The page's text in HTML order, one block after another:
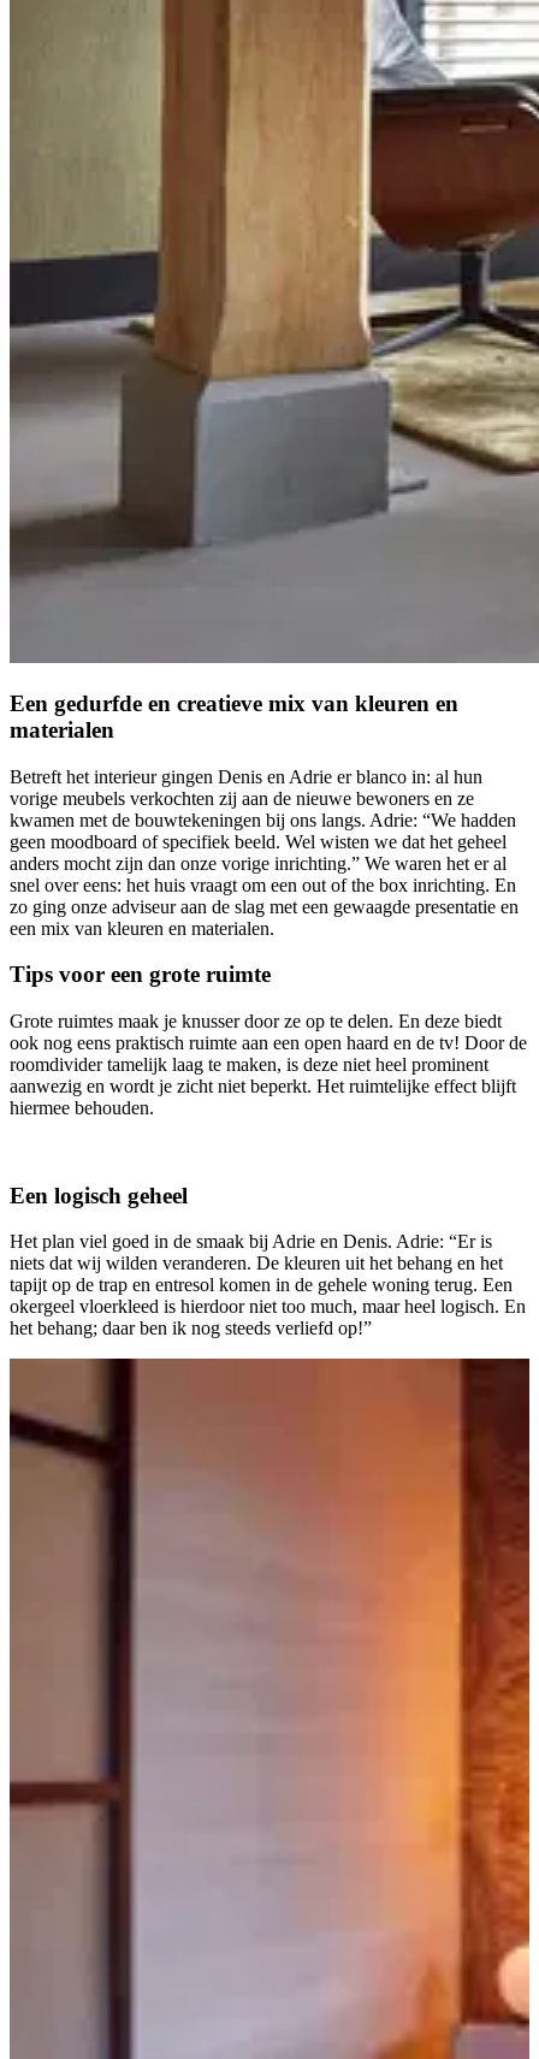
Een gedurfde en creatieve mix van kleuren en
materialen
Betreft het interieur gingen Denis en Adrie er blanco in: al hun
vorige meubels verkochten zij aan de nieuwe bewoners en ze
kwamen met de bouwtekeningen bij ons langs. Adrie: “We hadden
geen moodboard of specifiek beeld. Wel wisten we dat het geheel
anders mocht zijn dan onze vorige inrichting.” We waren het er al
snel over eens: het huis vraagt om een out of the box inrichting. En
zo ging onze adviseur aan de slag met een gewaagde presentatie en
een mix van kleuren en materialen.
Tips voor een grote ruimte
Grote ruimtes maak je knusser door ze op te delen. En deze biedt
ook nog eens praktisch ruimte aan een open haard en de tv! Door de
roomdivider tamelijk laag te maken, is deze niet heel prominent
aanwezig en wordt je zicht niet beperkt. Het ruimtelijke effect blijft
hiermee behouden.
Een logisch geheel
Het plan viel goed in de smaak bij Adrie en Denis. Adrie: “Er is
niets dat wij wilden veranderen. De kleuren uit het behang en het
tapijt op de trap en entresol komen in de gehele woning terug. Een
okergeel vloerkleed is hierdoor niet too much, maar heel logisch. En
het behang; daar ben ik nog steeds verliefd op!”